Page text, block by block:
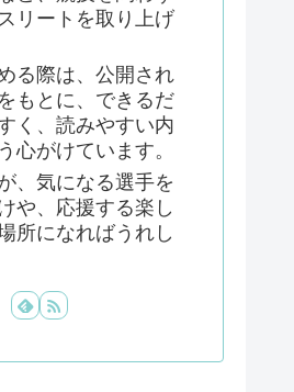
リートを取り上げ
る際は、公開され
もとに、できるだ
く、読みやすい内
心がけています。
、気になる選手を
や、応援する楽し
所になればうれし